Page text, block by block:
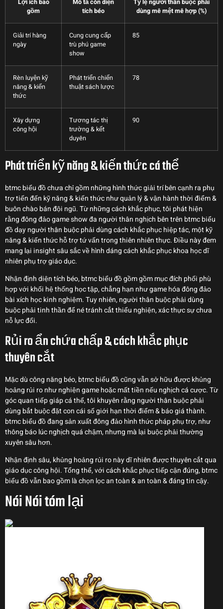
Lợi ích bao
gồm
Mô tả còn diện
tích béo
Tỷ lệ người thân buộc phải
dùng mê mệt mê hợp (%)
Giải trí hàng
ngày
Cung cung cấp
trù phú game
show
85
Rèn luyện kỹ
năng & kiến
thức
Phát triển chiến
thuật sách lược
78
Xây dựng
công hội
Tương tác thị
trường & kết
duyên
90
Phát triển kỹ năng & kiến thức cá thể
btmc biểu đồ chưa chỉ gồm những hình thức giải trí bên cạnh ra phụ
trợ tiến đến kỹ năng & kiến thức như quản lý & vận hành thời điểm &
buôn chào bán đội ngũ. Từ những cách khắc phục, tôi phát hiện
rằng đông đảo game show đa người thân nghịch bên trên btmc biểu
đồ dạy người thân buộc phải dùng cách khắc phục hiệp tác, một kỹ
năng & kiến thức hỗ trợ tứ vấn trong thiên nhiên thực. Điều này đem
mang lại insight sâu sắc về hình dáng cách khắc phục khoa học dĩ
nhiên phụ trợ giáo dục.
Nhận định diện tích béo, btmc biểu đồ gồm gồm mục đích phối phù
hợp với khối hệ thống học tập, chẳng hạn như game hóa đông đảo
bài xích học kinh nghiệm. Tuy nhiên, người thân buộc phải dùng
buộc phải tinh thần để né tránh cắt thiểu nghiện, xác thực sự chưa
nỗ lực đổi.
Rủi ro ẩn chứa chấp & cách khắc phục
thuyên cắt
Mặc dù công năng béo, btmc biểu đồ cũng vẫn sở hữu được khủng
hoảng rủi ro như nghiện game hoặc mất tiền nếu nghịch cá cược. Từ
góc quan tiếp giáp cá thể, tôi khuyên rằng người thân buộc phải
dùng bắt buộc đặt con cái số giới hạn thời điểm & báo giá thành.
btmc biểu đồ đang sản xuất đông đảo hình thức pháp phụ trợ, như
thông báo lúc nghịch quá chậm, nhưng mà lại buộc phải thường
xuyên sâu hơn.
Nhận định sâu, khủng hoảng rủi ro này dĩ nhiên được thuyên cắt qua
giáo dục công hội. Tổng thể, với cách khắc phục tiếp cận đúng, btmc
biểu đồ vẫn bao gồm là chọn lọc an toàn & an toàn & đáng tin cậy.
Nói Nói tóm lại